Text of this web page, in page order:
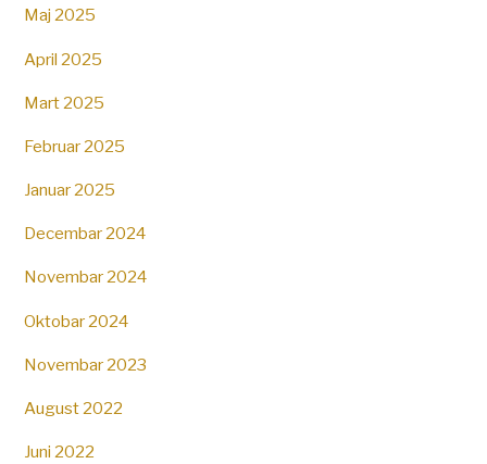
Maj 2025
April 2025
Mart 2025
Februar 2025
Januar 2025
Decembar 2024
Novembar 2024
Oktobar 2024
Novembar 2023
August 2022
Juni 2022